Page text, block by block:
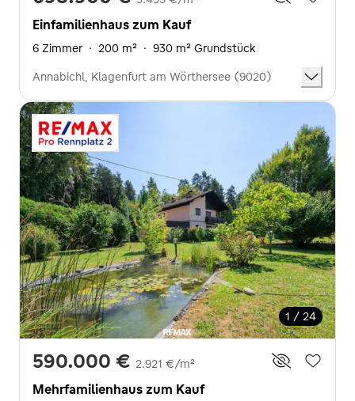
Einfamilienhaus zum Kauf
6 Zimmer · 200 m² · 930 m² Grundstück
Annabichl, Klagenfurt am Wörthersee (9020)
1 / 24
590.000 € 2.921 €/m²
Mehrfamilienhaus zum Kauf